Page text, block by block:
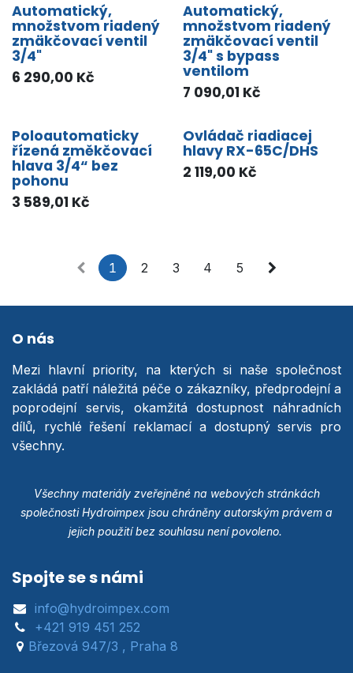
Automatický,
množstvom riadený
zmäkčovací ventil
3/4"
6 290,00 Kč
Automatický,
množstvom riadený
zmäkčovací ventil
3/4" s bypass
ventilom
7 090,01 Kč
Poloautomaticky
řízená změkčovací
hlava 3/4“ bez
pohonu
3 589,01 Kč
Ovládač riadiacej
hlavy RX-65C/DHS
2 119,00 Kč
1 2 3 4 5
O nás
Mezi hlavní priority, na kterých si naše společnost
zakládá patří náležitá péče o zákazníky, předprodejní a
poprodejní servis, okamžitá dostupnost náhradních
dílů, rychlé řešení reklamací a dostupný servis pro
všechny.
Všechny materiály zveřejněné na webových stránkách
společnosti Hydroimpex jsou chráněny autorským právem a
jejich použití bez souhlasu není povoleno.
Spojte se s námi
info@hydroimpex.com
+421 919 451 252
Březová 947/3 , Praha 8